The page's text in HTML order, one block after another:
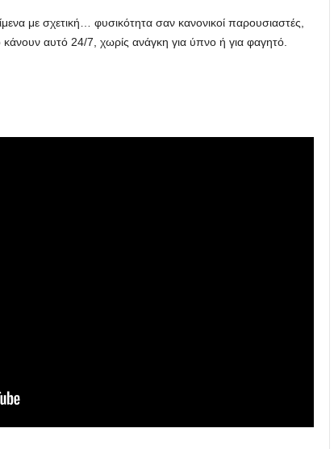
με σχετική… φυσικότητα σαν κανονικοί παρουσιαστές,
αυτό 24/7, χωρίς ανάγκη για ύπνο ή για φαγητό.